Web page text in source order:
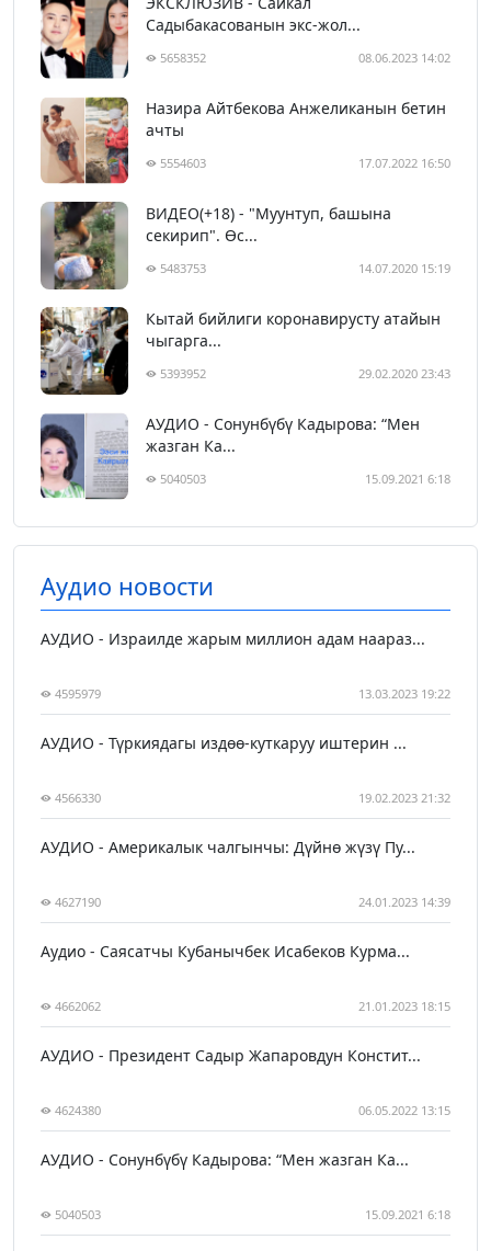
Садыбакасованын экс-жол...
5658352 08.06.2023 14:02
Назира Айтбекова Анжеликанын бетин
ачты
5554603 17.07.2022 16:50
ВИДЕО(+18) - "Муунтуп, башына
секирип". Өс...
5483753 14.07.2020 15:19
Кытай бийлиги коронавирусту атайын
чыгарга...
5393952 29.02.2020 23:43
АУДИО - Сонунбүбү Кадырова: “Мен
жазган Ка...
5040503 15.09.2021 6:18
Аудио новости
АУДИО - Израилде жарым миллион адам наараз...
4595979 13.03.2023 19:22
АУДИО - Түркиядагы издөө-куткаруу иштерин ...
4566330 19.02.2023 21:32
АУДИО - Америкалык чалгынчы: Дүйнө жүзү Пу...
4627190 24.01.2023 14:39
Аудио - Саясатчы Кубанычбек Исабеков Курма...
4662062 21.01.2023 18:15
АУДИО - Президент Садыр Жапаровдун Констит...
4624380 06.05.2022 13:15
АУДИО - Сонунбүбү Кадырова: “Мен жазган Ка...
5040503 15.09.2021 6:18